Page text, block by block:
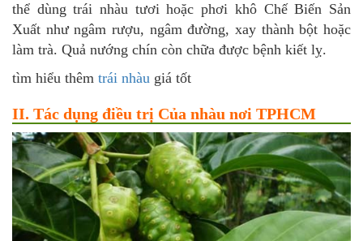
thể dùng trái nhàu tươi hoặc phơi khô Chế Biến Sản
Xuất như ngâm rượu, ngâm đường, xay thành bột hoặc
làm trà. Quả nướng chín còn chữa được bệnh kiết lỵ.
tìm hiểu thêm trái nhàu giá tốt
II. Tác dụng điều trị Của nhàu nơi TPHCM